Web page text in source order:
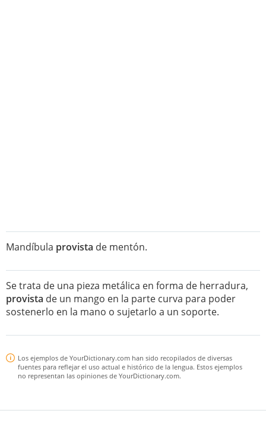
Mandíbula provista de mentón.
Se trata de una pieza metálica en forma de herradura,
provista de un mango en la parte curva para poder
sostenerlo en la mano o sujetarlo a un soporte.
Los ejemplos de YourDictionary.com han sido recopilados de diversas
fuentes para reflejar el uso actual e histórico de la lengua. Estos ejemplos
no representan las opiniones de YourDictionary.com.